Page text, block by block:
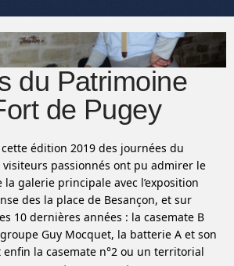
du Patrimoine
de Pugey
édition 2019 des journées du
passionnés ont pu admirer le
galerie principale avec l’exposition
des la place de Besançon, et sur
10 dernières années : la casemate B
Guy Mocquet, la batterie A et son
enfin la casemate n°2 ou un territorial